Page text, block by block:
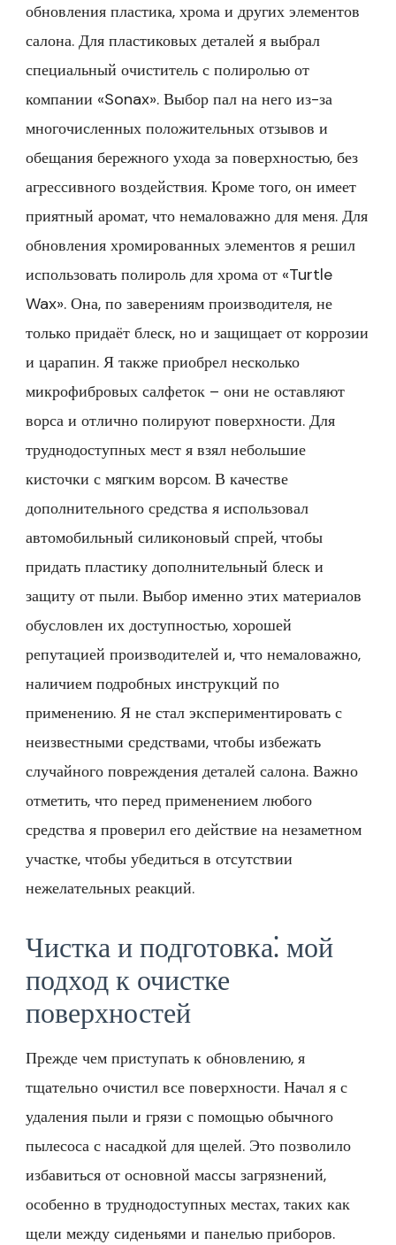
обновления пластика, хрома и других элементов
салона. Для пластиковых деталей я выбрал
специальный очиститель с полиролью от
компании «Sonax». Выбор пал на него из-за
многочисленных положительных отзывов и
обещания бережного ухода за поверхностью, без
агрессивного воздействия. Кроме того, он имеет
приятный аромат, что немаловажно для меня. Для
обновления хромированных элементов я решил
использовать полироль для хрома от «Turtle
Wax». Она, по заверениям производителя, не
только придаёт блеск, но и защищает от коррозии
и царапин. Я также приобрел несколько
микрофибровых салфеток – они не оставляют
ворса и отлично полируют поверхности. Для
труднодоступных мест я взял небольшие
кисточки с мягким ворсом. В качестве
дополнительного средства я использовал
автомобильный силиконовый спрей, чтобы
придать пластику дополнительный блеск и
защиту от пыли. Выбор именно этих материалов
обусловлен их доступностью, хорошей
репутацией производителей и, что немаловажно,
наличием подробных инструкций по
применению. Я не стал экспериментировать с
неизвестными средствами, чтобы избежать
случайного повреждения деталей салона. Важно
отметить, что перед применением любого
средства я проверил его действие на незаметном
участке, чтобы убедиться в отсутствии
нежелательных реакций.
Чистка и подготовка⁚ мой
подход к очистке
поверхностей
Прежде чем приступать к обновлению, я
тщательно очистил все поверхности. Начал я с
удаления пыли и грязи с помощью обычного
пылесоса с насадкой для щелей. Это позволило
избавиться от основной массы загрязнений,
особенно в труднодоступных местах, таких как
щели между сиденьями и панелью приборов.